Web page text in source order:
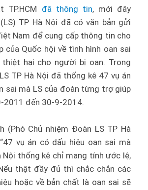
TP.HCM đã thông tin, mới đây
TP Hà Nội đã có văn bản gửi
Nam để cung cấp thông tin cho
của Quốc hội về tình hình oan sai
hại cho người bị oan. Trong
TP Hà Nội đã thống kê 47 vụ án
sai mà LS của đoàn từng trợ giúp
2011 đến 30-9-2014.
(Phó Chủ nhiệm Đoàn LS TP Hà
vụ án có dấu hiệu oan sai mà
Nội thống kê chỉ mang tính ước lệ,
thật đầy đủ thì chắc chắn các
hoặc về bản chất là oan sai sẽ